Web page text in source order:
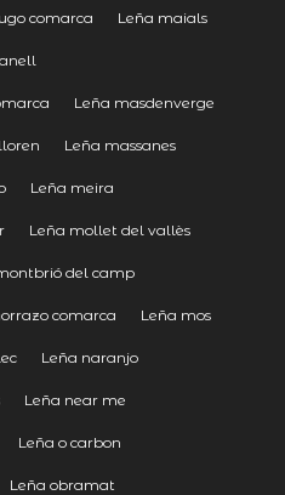
comarca Leña maials
Leña masdenverge
Leña massanes
Leña meira
Leña mollet del vallès
del camp
comarca Leña mos
Leña naranjo
Leña near me
Leña o carbon
Leña obramat